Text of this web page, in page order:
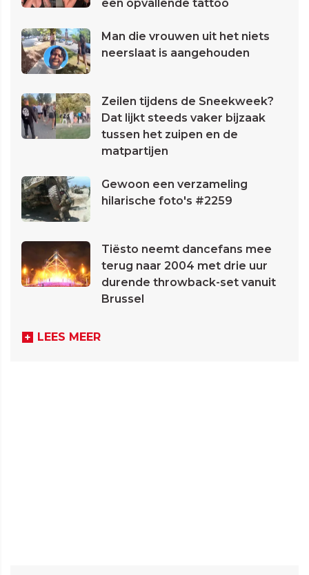
een opvallende tattoo
Man die vrouwen uit het niets
neerslaat is aangehouden
Zeilen tijdens de Sneekweek?
Dat lijkt steeds vaker bijzaak
tussen het zuipen en de
matpartijen
Gewoon een verzameling
hilarische foto's #2259
Tiësto neemt dancefans mee
terug naar 2004 met drie uur
durende throwback-set vanuit
Brussel
LEES MEER